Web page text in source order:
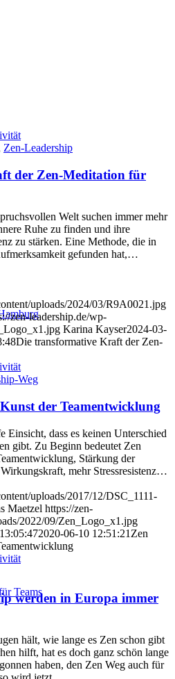
Teams
Zen-Leadership
der Zen-Meditation für
Welt suchen immer mehr
Ruhe zu finden und ihre
zu stärken. Eine Methode, die in
gefunden hat,…
uploads/2024/03/R9A0021.jpg
zen-leadership.de/wp-
Karina Kayser2024-03-
Die transformative Kraft der Zen-
Weg
der Teamentwicklung
Einsicht, dass es keinen Unterschied
gibt. Zu Beginn bedeutet Zen
Stärkung der
mehr Stressresistenz…
uploads/2017/12/DSC_1111-
Maetzel https://zen-
2022/09/Zen_Logo_x1.jpg
2020-06-10 12:51:21 Zen
werden in Europa immer
hält, wie lange es Zen schon gibt
hilft, hat es doch ganz schön lange
haben, den Zen Weg auch für